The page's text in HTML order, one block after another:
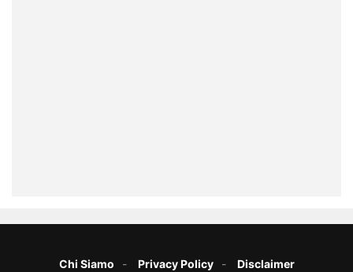
Chi Siamo Privacy Policy Disclaimer